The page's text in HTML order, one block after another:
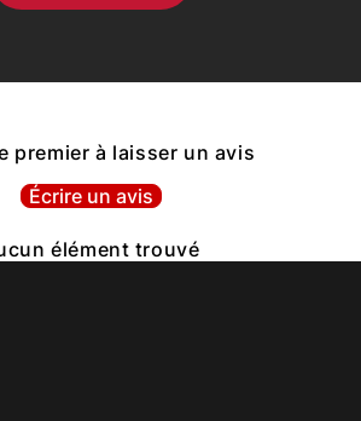
premier à laisser un avis
Écrire un avis
élément trouvé